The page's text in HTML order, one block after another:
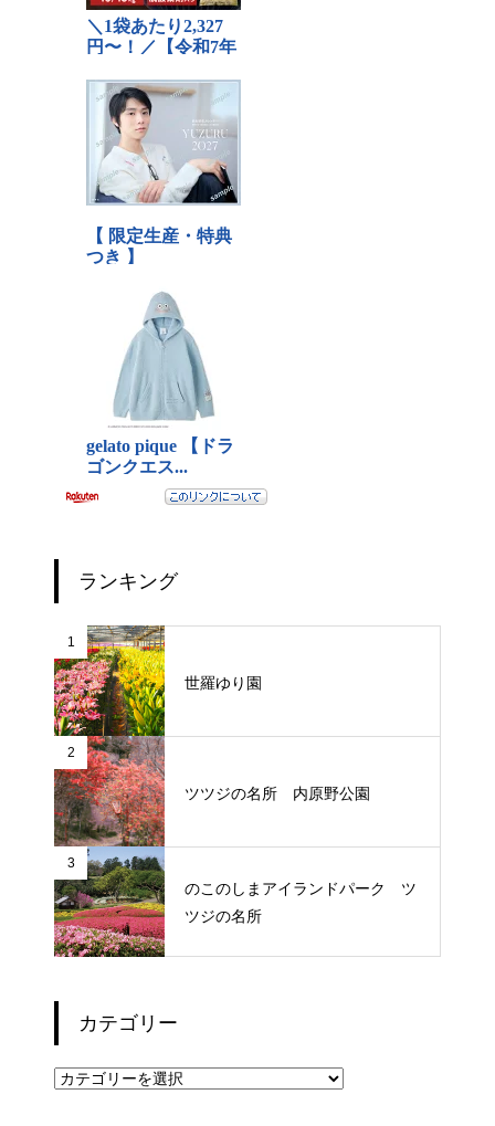
ランキング
1
世羅ゆり園
2
ツツジの名所 内原野公園
3
のこのしまアイランドパーク ツ
ツジの名所
カテゴリー
カ
テ